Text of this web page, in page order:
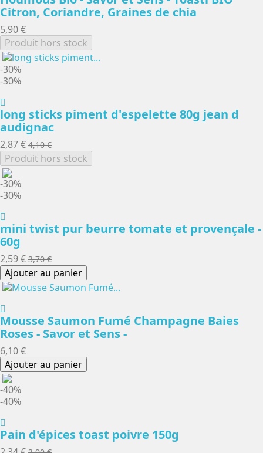
Citron, Coriandre, Graines de chia
5,90 €
Produit hors stock
-30%
-30%
long sticks piment d'espelette 80g jean d
audignac
2,87 € 4,10 €
Produit hors stock
-30%
-30%
mini twist pur beurre tomate et provençale -
60g
2,59 € 3,70 €
Ajouter au panier
Mousse Saumon Fumé Champagne Baies
Roses - Savor et Sens -
6,10 €
Ajouter au panier
-40%
-40%
Pain d'épices toast poivre 150g